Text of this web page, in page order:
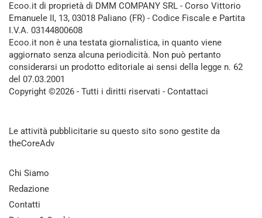
Ecoo.it di proprietà di DMM COMPANY SRL - Corso Vittorio
Emanuele II, 13, 03018 Paliano (FR) - Codice Fiscale e Partita
I.V.A. 03144800608
Ecoo.it non è una testata giornalistica, in quanto viene
aggiornato senza alcuna periodicità. Non può pertanto
considerarsi un prodotto editoriale ai sensi della legge n. 62
del 07.03.2001
Copyright ©2026 - Tutti i diritti riservati - Contattaci
Le attività pubblicitarie su questo sito sono gestite da
theCoreAdv
Chi Siamo
Redazione
Contatti